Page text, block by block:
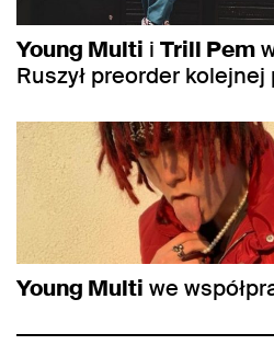
Young Multi i Trill Pem
Ruszył preorder kolejnej
Young Multi we